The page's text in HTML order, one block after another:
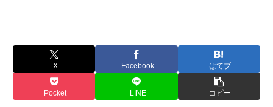
X Facebook はてブ
Pocket LINE コピー